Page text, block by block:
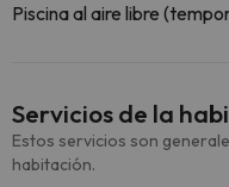
Piscina al aire libre
Servicios de la
Estos servicios son
habitación.